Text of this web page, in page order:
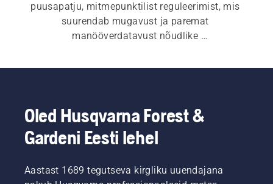
puusapatju, mitmepunktilist reguleerimist, mis
suurendab mugavust ja paremat
manööverdatavust nõudlike
korral.
Oled Husqvarna Forest &
Gardeni Eesti lehel
Aastast 1689 tegutseva kirgliku uuendajana